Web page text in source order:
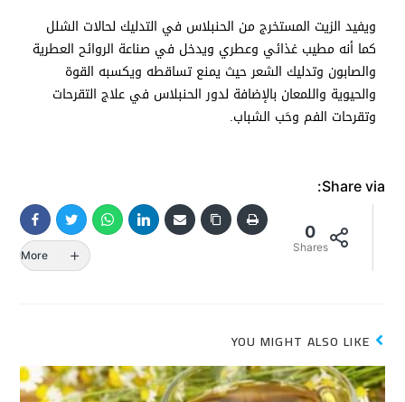
ويفيد الزيت المستخرج من الحنبلاس في التدليك لحالات الشلل
كما أنه مطيب غذائي وعطري ويدخل في صناعة الروائح العطرية
والصابون وتدليك الشعر حيث يمنع تساقطه ويكسبه القوة
والحيوية واللمعان بالإضافة لدور الحنبلاس في علاج التقرحات
وتقرحات الفم وحَب الشباب.
Share via:
0
Shares
More
YOU MIGHT ALSO LIKE